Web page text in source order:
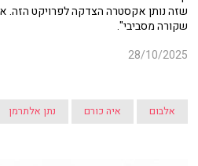
שזה נותן אקסטרה הצדקה לפרויקט
שקורה מסביבי".
28/10/2025
אלבום איה כורם נתן אלתרמן